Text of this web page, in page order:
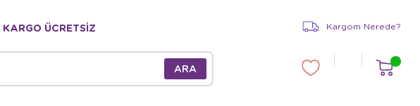
KARGO ÜCRETSİZ Kargom Nerede?